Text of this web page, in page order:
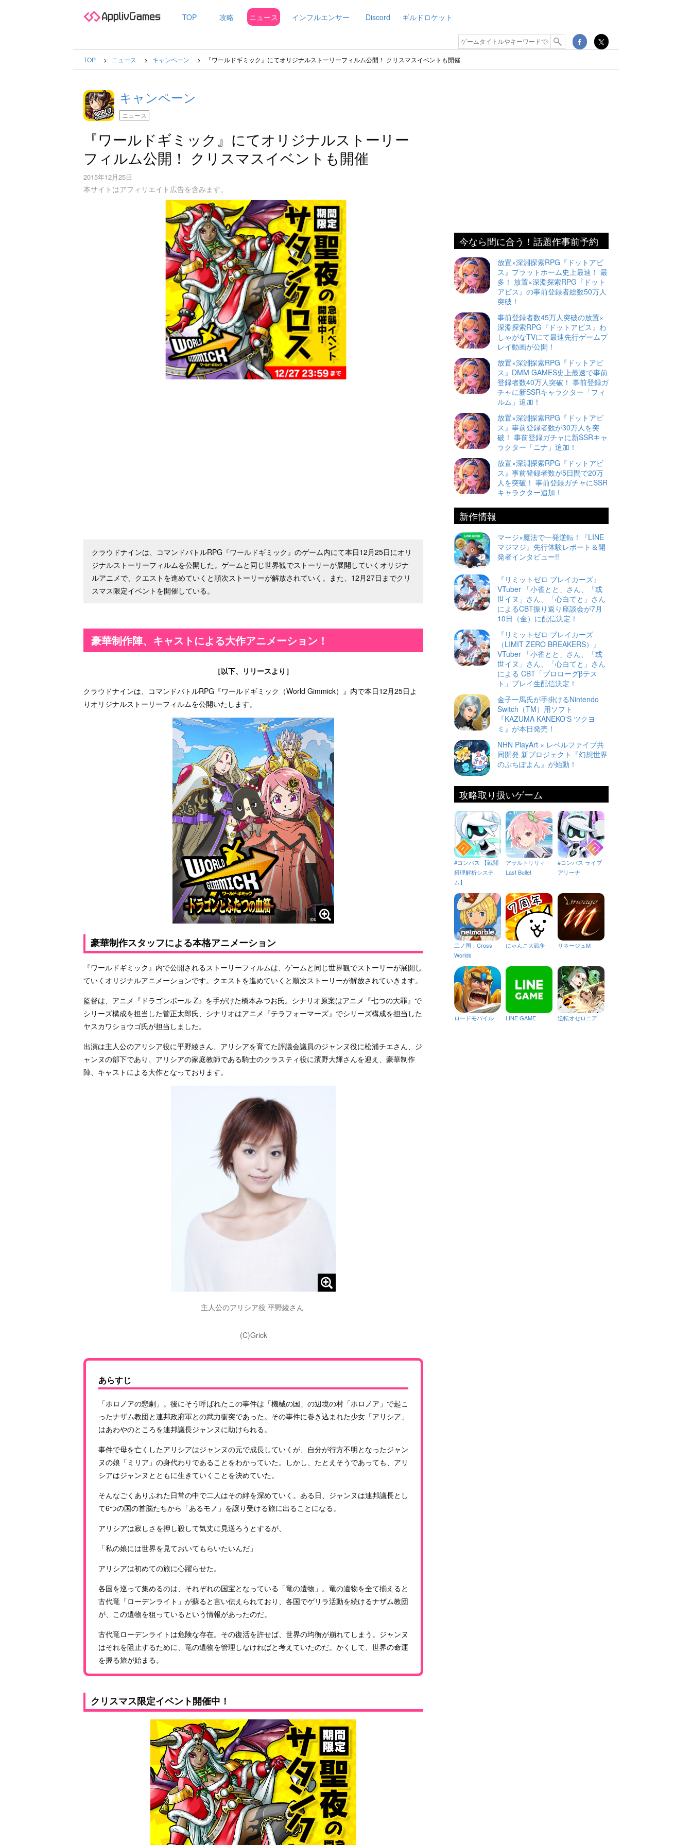
TOP 攻略 ニュース インフルエンサー Discord ギルドロケット
TOP ニュース キャンペーン 『ワールドギミック』にてオリジナルストーリーフィルム公開！ クリスマスイベントも開催
キャンペーン
ニュース
『ワールドギミック』にてオリジナルストーリー
フィルム公開！ クリスマスイベントも開催
2015年12月25日
本サイトはアフィリエイト広告を含みます。
クラウドナインは、コマンドバトルRPG『ワールドギミック』のゲーム内にて本日12月25日にオリ
ジナルストーリーフィルムを公開した。ゲームと同じ世界観でストーリーが展開していくオリジナ
ルアニメで、クエストを進めていくと順次ストーリーが解放されていく。また、12月27日までクリ
スマス限定イベントを開催している。
豪華制作陣、キャストによる大作アニメーション！
［以下、リリースより］
クラウドナインは、コマンドバトルRPG『ワールドギミック（World Gimmick）』内で本日12月25日よ
りオリジナルストーリーフィルムを公開いたします。
豪華制作スタッフによる本格アニメーション
『ワールドギミック』内で公開されるストーリーフィルムは、ゲームと同じ世界観でストーリーが展開し
ていくオリジナルアニメーションです。クエストを進めていくと順次ストーリーが解放されていきます。
監督は、アニメ『ドラゴンボール Z』を手がけた橋本みつお氏。シナリオ原案はアニメ『七つの大罪』で
シリーズ構成を担当した菅正太郎氏、シナリオはアニメ『テラフォーマーズ』でシリーズ構成を担当した
ヤスカワショウゴ⽒が担当しました。
出演は主人公のアリシア役に平野綾さん、アリシアを育てた評議会議員のジャンヌ役に松浦チエさん、ジ
ャンヌの部下であり、アリシアの家庭教師である騎士のクラスティ役に濱野大輝さんを迎え、豪華制作
陣、キャストによる大作となっております。
主人公のアリシア役 平野綾さん
(C)Grick
あらすじ
「ホロノアの悲劇」。後にそう呼ばれたこの事件は「機械の国」の辺境の村「ホロノア」で起こ
ったナザム教団と連邦政府軍との武力衝突であった。その事件に巻き込まれた少女「アリシア」
はあわやのところを連邦議長ジャンヌに助けられる。
事件で母を亡くしたアリシアはジャンヌの元で成長していくが、自分が行方不明となったジャン
ヌの娘「ミリア」の身代わりであることをわかっていた。しかし、たとえそうであっても、アリ
シアはジャンヌとともに生きていくことを決めていた。
そんなごくありふれた日常の中で二人はその絆を深めていく。ある日、ジャンヌは連邦議長とし
て6つの国の首脳たちから「あるモノ」を譲り受ける旅に出ることになる。
アリシアは寂しさを押し殺して気丈に見送ろうとするが、
「私の娘には世界を見ておいてもらいたいんだ」
アリシアは初めての旅に心躍らせた。
各国を巡って集めるのは、それぞれの国宝となっている「竜の遺物」。竜の遺物を全て揃えると
古代竜「ローデンライト」が蘇ると言い伝えられており、各国でゲリラ活動を続けるナザム教団
が、この遺物を狙っているという情報があったのだ。
古代竜ローデンライトは危険な存在。その復活を許せば、世界の均衡が崩れてしまう。ジャンヌ
はそれを阻止するために、竜の遺物を管理しなければと考えていたのだ。かくして、世界の命運
を握る旅が始まる。
クリスマス限定イベント開催中！
今なら間に合う！話題作事前予約
放置×深淵探索RPG『ドットアビ
ス』プラットホーム史上最速！ 最
多！ 放置×深淵探索RPG『ドット
アビス』の事前登録者総数50万人
突破！
事前登録者数45万人突破の放置×
深淵探索RPG『ドットアビス』わ
しゃがなTVにて最速先行ゲームプ
レイ動画が公開！
放置×深淵探索RPG『ドットアビ
ス』DMM GAMES史上最速で事前
登録者数40万人突破！ 事前登録ガ
チャに新SSRキャラクター「フィ
ルム」追加！
放置×深淵探索RPG『ドットアビ
ス』事前登録者数が30万人を突
破！ 事前登録ガチャに新SSRキャ
ラクター「ニナ」追加！
放置×深淵探索RPG『ドットアビ
ス』事前登録者数が5日間で20万
人を突破！ 事前登録ガチャにSSR
キャラクター追加！
新作情報
マージ×魔法で一発逆転！『LINE
マジマジ』先行体験レポート＆開
発者インタビュー!!
『リミットゼロ ブレイカーズ』
VTuber 「小雀とと」さん、「或
世イヌ」さん、「心白てと」さん
によるCBT振り返り座談会が7月
10日（金）に配信決定！
『リミットゼロ ブレイカーズ
（LIMIT ZERO BREAKERS）』
VTuber 「小雀とと」さん、「或
世イヌ」さん、「心白てと」さん
による CBT「プロローグβテス
ト」プレイ生配信決定！
金子一馬氏が手掛けるNintendo
Switch（TM）用ソフト
『KAZUMA KANEKO'S ツクヨ
ミ』が本日発売！
NHN PlayArt × レベルファイブ共
同開発 新プロジェクト『幻想世界
のぷちぽよん』が始動！
攻略取り扱いゲーム
#コンパス 【戦闘
摂理解析システ
ム】
アサルトリリィ
Last Bullet
#コンパス ライブ
アリーナ
二ノ国：Cross
Worlds
にゃんこ大戦争 リネージュM
ロードモバイル LINE GAME 逆転オセロニア